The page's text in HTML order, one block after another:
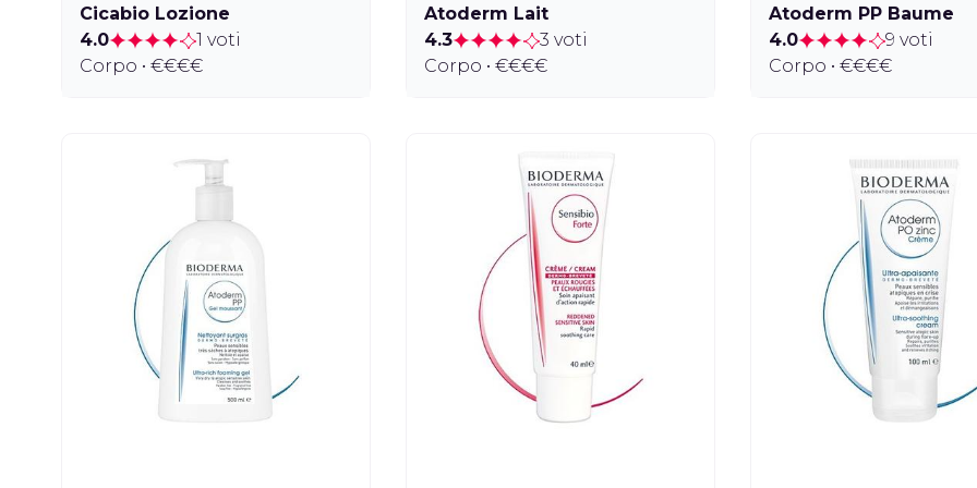
Cicabio Lozione
4.0
1 voti
Corpo • €€€€
Atoderm Lait
4.3
3 voti
Corpo • €€€€
Atoderm PP Baume
4.0
9 voti
Corpo • €€€€